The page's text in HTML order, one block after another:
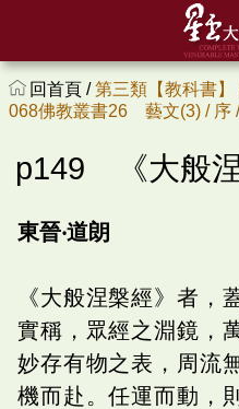
回首頁 /第三類【教科書
068佛教叢書26 藝文(3) / 序
p149 《大般
東晉‧道朗
《大般涅槃經》者，
實稱，眾經之淵鏡，
妙存有物之表，周流
機而赴。任運而動，